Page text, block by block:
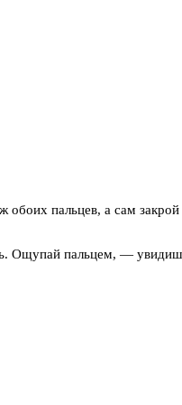
пальцев, а сам
Ощупай пальцем, —